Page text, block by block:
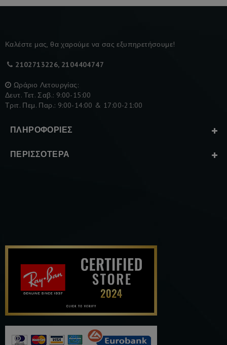
Καλέστε μας, θα χαρούμε να σας εξυπηρετήσουμε!
2102713226, 2104404747
Ωράριο Λετουργίας:
Δευτ. Τετ. Σαβ.: 9:00-15:00
Τριτ. Πεμ. Παρ.: 9:00-14:00 & 17:00-21:00
ΠΛΗΡΟΦΟΡΊΕΣ
ΠΕΡΙΣΣΌΤΕΡΑ